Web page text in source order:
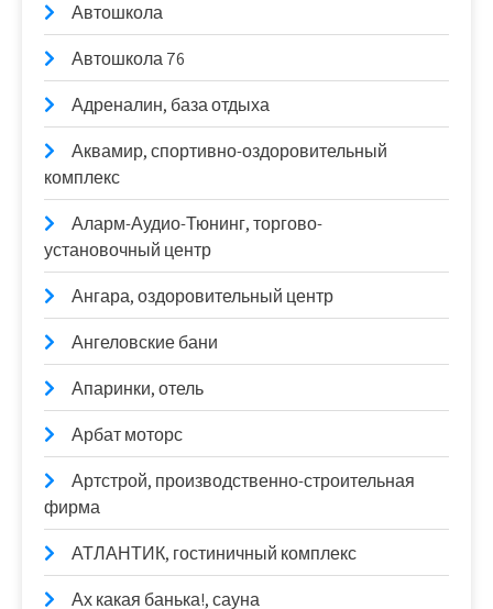
Автошкола
Автошкола 76
Адреналин, база отдыха
Аквамир, спортивно-оздоровительный
комплекс
Аларм-Аудио-Тюнинг, торгово-
установочный центр
Ангара, оздоровительный центр
Ангеловские бани
Апаринки, отель
Арбат моторс
Артстрой, производственно-строительная
фирма
АТЛАНТИК, гостиничный комплекс
Ах какая банька!, сауна